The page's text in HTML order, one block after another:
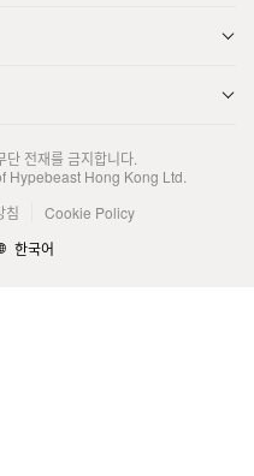
단 전재를 금지합니다.
Hypebeast Hong Kong Ltd.
침
Cookie Policy
한국어